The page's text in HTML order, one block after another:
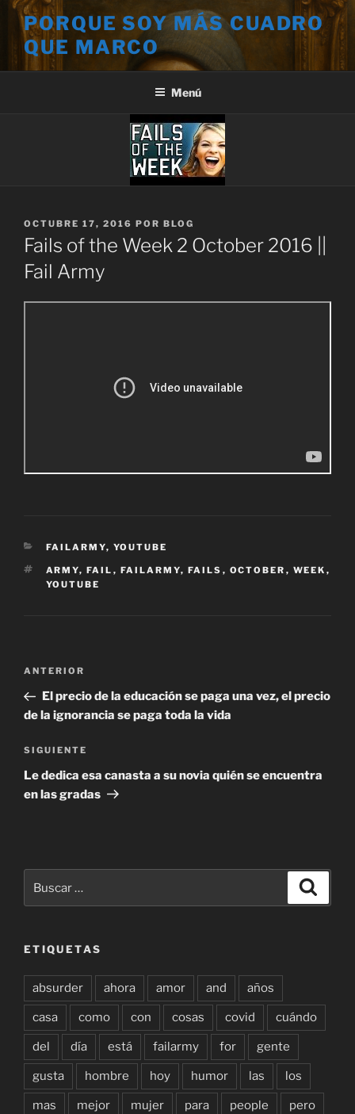
Saltar
contenido
PORQUE SOY MÁS CUADRO
QUE MARCO
Menú
PUBLICADO
EL
OCTUBRE 17, 2016 POR BLOG
Fails of the Week 2 October 2016 ||
Fail Army
CATEGORÍAS
FAILARMY, YOUTUBE
ETIQUETAS
ARMY, FAIL , FAILARMY, FAILS , OCTOBER , WEEK ,
YOUTUBE
Navegación
entradas
Entrada
anterior:
ANTERIOR
El precio de la educación se paga una vez, el precio
de la ignorancia se paga toda la vida
Siguiente
entrada
SIGUIENTE
Le dedica esa canasta a su novia quién se encuentra
en las gradas
por:
ETIQUETAS
absurder ahora amor and años
casa como con cosas covid cuándo
del día está failarmy for gente
gusta hombre hoy humor las los
mas mejor mujer para people pero